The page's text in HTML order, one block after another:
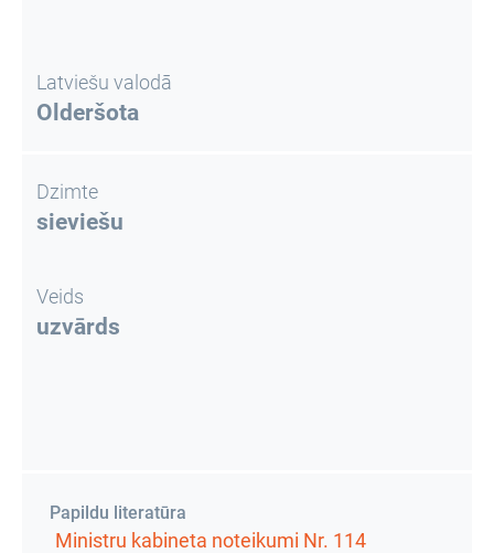
Latviešu valodā
Olderšota
Dzimte
sieviešu
Veids
uzvārds
Papildu literatūra
Ministru kabineta noteikumi Nr. 114